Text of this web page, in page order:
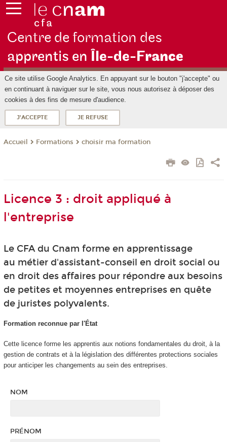
Centre de formation des
apprentis en Île-de-France
Ce site utilise Google Analytics. En appuyant sur le bouton "j'accepte" ou
en continuant à naviguer sur le site, vous nous autorisez à déposer des
cookies à des fins de mesure d'audience.
J'ACCEPTE JE REFUSE
Accueil Formations choisir ma formation
Licence 3 : droit appliqué à
l'entreprise
Le CFA du Cnam forme en apprentissage
au métier d'assistant-conseil en droit social ou
en droit des affaires pour répondre aux besoins
de petites et moyennes entreprises en quête
de juristes polyvalents.
Formation reconnue par l'État
Cette licence forme les apprentis aux notions fondamentales du droit, à la
gestion de contrats et à la législation des différentes protections sociales
pour anticiper les changements au sein des entreprises.
NOM
PRÉNOM